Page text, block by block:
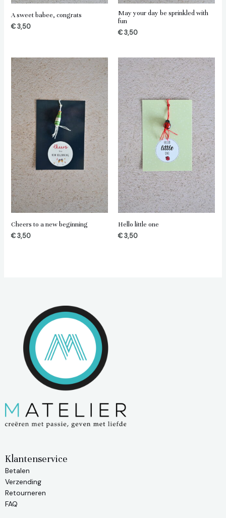
A sweet babee, congrats
€3,50
May your day be sprinkled with
fun
€3,50
Cheers to a new beginning
€3,50
Hello little one
€3,50
Klantenservice
Betalen
Verzending
Retourneren
FAQ